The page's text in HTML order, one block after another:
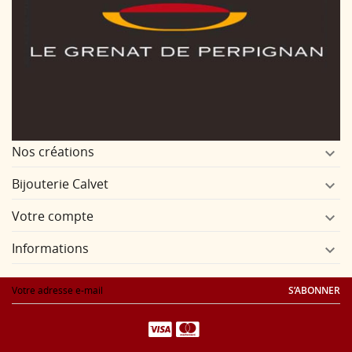
Nos créations 
Bijouterie Calvet 
Votre compte 
Informations 
S’ABONNER